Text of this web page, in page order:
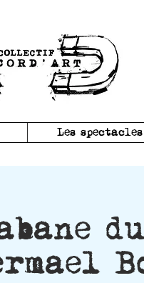
Les spectacles